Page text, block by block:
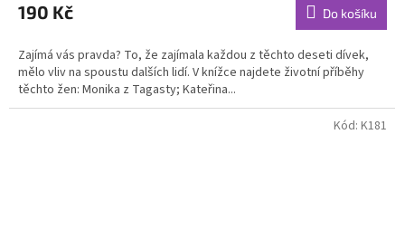
190 Kč Do košíku
Zajímá vás pravda? To, že zajímala každou z těchto deseti dívek,
mělo vliv na spoustu dalších lidí. V knížce najdete životní příběhy
těchto žen: Monika z Tagasty; Kateřina...
Kód: K181